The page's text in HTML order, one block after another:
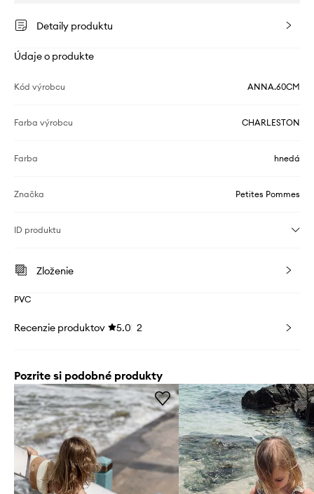
Detaily produktu
Údaje o produkte
Kód výrobcu ANNA.60CM
Farba výrobcu CHARLESTON
Farba hnedá
Značka Petites Pommes
ID produktu
Zloženie
PVC
Recenzie produktov 5.0 2
Pozrite si podobné produkty